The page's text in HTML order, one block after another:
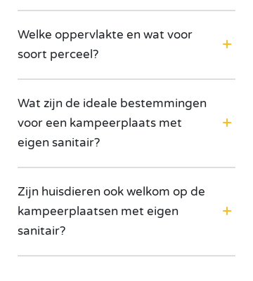
Welke oppervlakte en wat voor
soort perceel?
Wat zijn de ideale bestemmingen
voor een kampeerplaats met
eigen sanitair?
Zijn huisdieren ook welkom op de
kampeerplaatsen met eigen
sanitair?